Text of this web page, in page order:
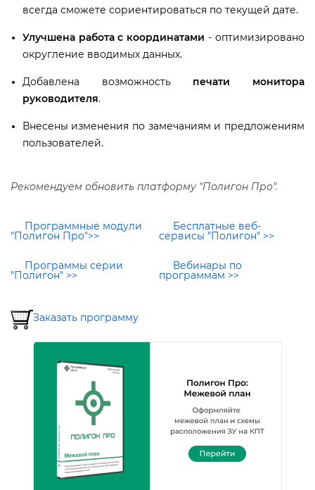
сегда сможете сориентироваться по текущей дате.
Улучшена работа с координатами - оптимизировано
округление вводимых данных.
Добавлена возможность печати монитора
руководителя.
несены изменения по замечаниям и предложениям
пользователей.
Рекомендуем обновить платформу "Полигон Про".
Программные модули
"Полигон Про">>
Бесплатные веб-
сервисы "Полигон" >>
Программы серии
"Полигон" >>
ебинары по
программам >>
Заказать программу